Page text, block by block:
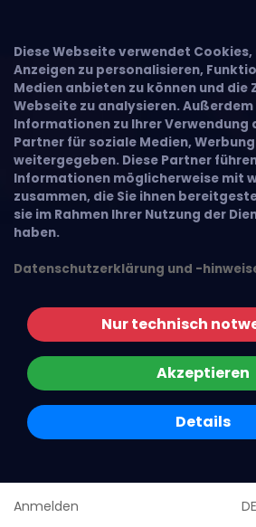
Diese Webseite verwendet
Anzeigen zu personalisieren,
Medien anbieten zu können und die
Webseite zu analysieren.
Informationen zu Ihrer Verwendung
Partner für soziale Medien,
weitergegeben. Diese Partner
Informationen möglicherweise mit
zusammen, die Sie ihnen
sie im Rahmen Ihrer Nutzung der
haben.
Datenschutzerklärung und -
Nur technisch
Akzeptieren
Details
Anmelden DE